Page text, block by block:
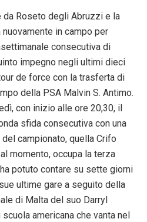
Roseto degli Abruzzi e la
in campo per
consecutiva di
impegno negli ultimi dieci
de force con la trasferta di
della PSA Malvin S. Antimo.
con inizio alle ore 20,30, il
sfida consecutiva con una
campionato, quella Crifo
momento, occupa la terza
potuto contare su sette giorni
ultime gare a seguito della
di Malta del suo Darryl
americana che vanta nel